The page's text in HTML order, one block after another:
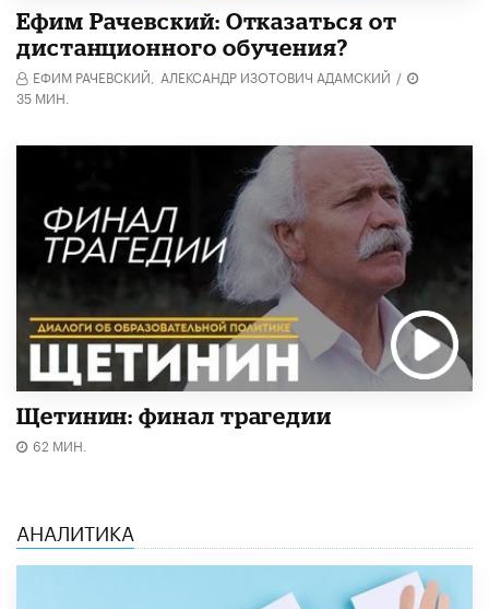
Ефим Рачевский: Отказаться от
дистанционного обучения?
ЕФИМ РАЧЕВСКИЙ, АЛЕКСАНДР ИЗОТОВИЧ АДАМСКИЙ /
35 МИН.
Щетинин: финал трагедии
62 МИН.
АНАЛИТИКА